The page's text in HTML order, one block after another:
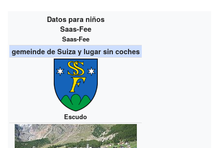
Datos para niños
Saas-Fee
Saas-Fee
gemeinde de Suiza y lugar sin coches
Escudo